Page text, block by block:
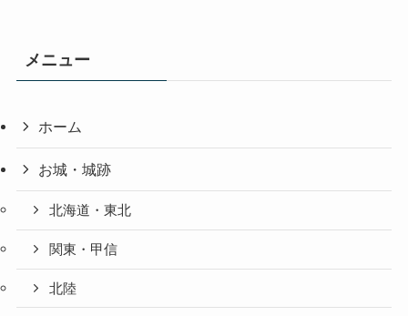
メニュー
ホーム
お城・城跡
北海道・東北
関東・甲信
北陸